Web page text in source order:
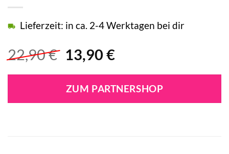
22,90€ Ursprünglicher
war:
22,90 €
13,90 €Aktueller
ist:
13,90 €.
Lieferzeit: in ca. 2-4 Werktagen bei dir
ZUM PARTNERSHOP